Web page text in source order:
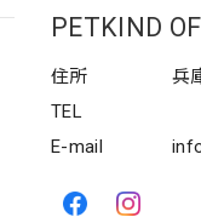
PETKIND
住所
兵
TEL
E-mail